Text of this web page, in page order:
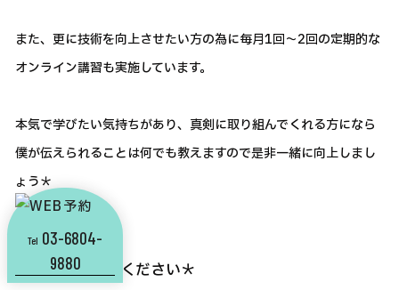
また、更に技術を向上させたい方の為に毎月1回～2回の定期的な
オンライン講習も実施しています。
本気で学びたい気持ちがあり、真剣に取り組んでくれる方になら
僕が伝えられることは何でも教えますので是非一緒に向上しまし
ょう＊
まずは一度ご覧ください＊
Tel 03-6804-
9880